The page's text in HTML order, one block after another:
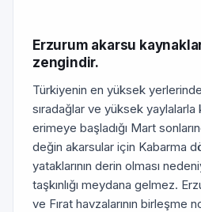
Erzurum akarsu
zengindir.
Türkiyenin en yüksek
sıradağlar ve yüksek yaylalarla
erimeye başladığı Mart
değin akarsular için Kabarma
yataklarının derin olması
taşkınlığı meydana gelmez.
ve Fırat havzalarının birleşme